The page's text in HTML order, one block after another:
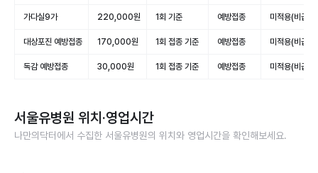
가다실9가 220,000원 1회 기준 예방접종 미적용(비급여)
대상포진 예방접종 170,000원 1회 접종 기준 예방접종 미적용(비급여)
독감 예방접종 30,000원 1회 접종 기준 예방접종 미적용(비급여)
서울유병원 위치·영업시간
나만의닥터에서 수집한 서울유병원의 위치와 영업시간을 확인해보세요.